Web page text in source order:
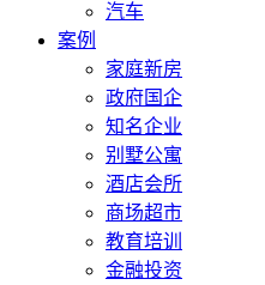
汽车
案例
家庭新房
政府国企
知名企业
别墅公寓
酒店会所
商场超市
教育培训
金融投资